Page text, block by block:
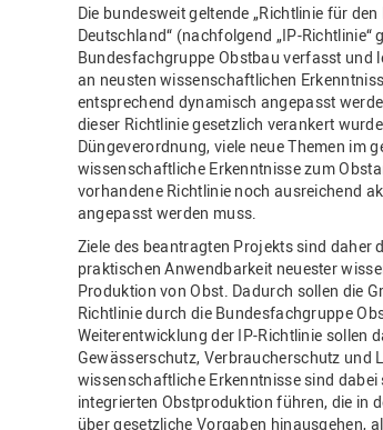
Die bundesweit geltende „Richtlinie für
Deutschland“ (nachfolgend „IP-
Bundesfachgruppe Obstbau verfasst und
an neusten wissenschaftlichen
entsprechend dynamisch angepasst
dieser Richtlinie gesetzlich verankert
Düngeverordnung, viele neue Themen im
wissenschaftliche Erkenntnisse zum
vorhandene Richtlinie noch ausreichend
angepasst werden muss.
Ziele des beantragten Projekts sind
praktischen Anwendbarkeit neuester
Produktion von Obst. Dadurch sollen die
Richtlinie durch die Bundesfachgruppe
Weiterentwicklung der IP-Richtlinie sollen
Gewässerschutz, Verbraucherschutz und
wissenschaftliche Erkenntnisse sind
integrierten Obstproduktion führen, die in
über gesetzliche Vorgaben hinausgehen,